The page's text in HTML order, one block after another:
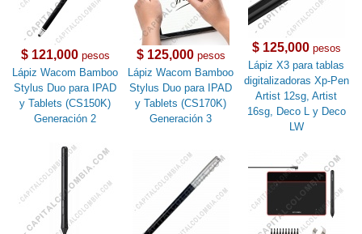
$ 121,000pesos
Lápiz Wacom Bamboo
Stylus Duo para IPAD
y Tablets (CS150K)
Generación 2
$ 125,000pesos
Lápiz Wacom Bamboo
Stylus Duo para IPAD
y Tablets (CS170K)
Generación 3
$ 125,000pesos
Lápiz X3 para tablas
digitalizadoras Xp-Pen
Artist 12sg, Artist
16sg, Deco L y Deco
LW